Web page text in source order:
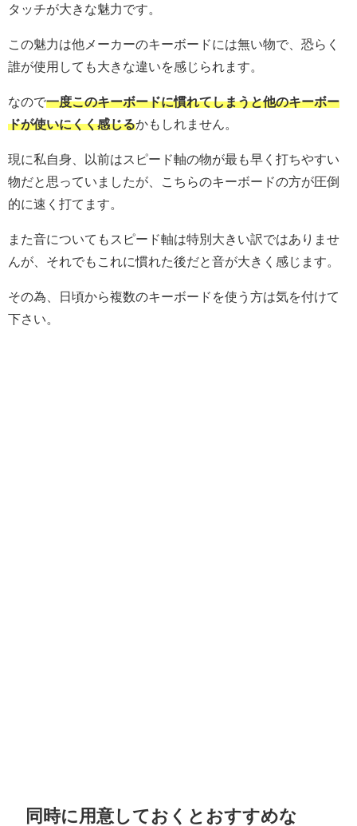
タッチが大きな魅力です。
この魅力は他メーカーのキーボードには無い物で、恐らく
誰が使用しても大きな違いを感じられます。
なので一度このキーボードに慣れてしまうと他のキーボー
ドが使いにくく感じるかもしれません。
現に私自身、以前はスピード軸の物が最も早く打ちやすい
物だと思っていましたが、こちらのキーボードの方が圧倒
的に速く打てます。
また音についてもスピード軸は特別大きい訳ではありませ
んが、それでもこれに慣れた後だと音が大きく感じます。
その為、日頃から複数のキーボードを使う方は気を付けて
下さい。
同時に用意しておくとおすすめな